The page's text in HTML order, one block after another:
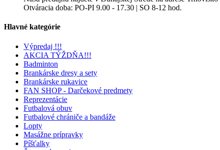
Otváracia doba: PO-PI 9.00 - 17.30 | SO 8-12 hod.
Hlavné kategórie
Výpredaj !!!
AKCIA TÝŽDŇA!!!
Badminton
Brankárske dresy a sety
Brankárske rukavice
FAN SHOP - Darčekové predmety
Reprezentácie
Futbalová obuv
Futbalové chrániče a bandáže
Lopty
Masážne prípravky
Píšťalky